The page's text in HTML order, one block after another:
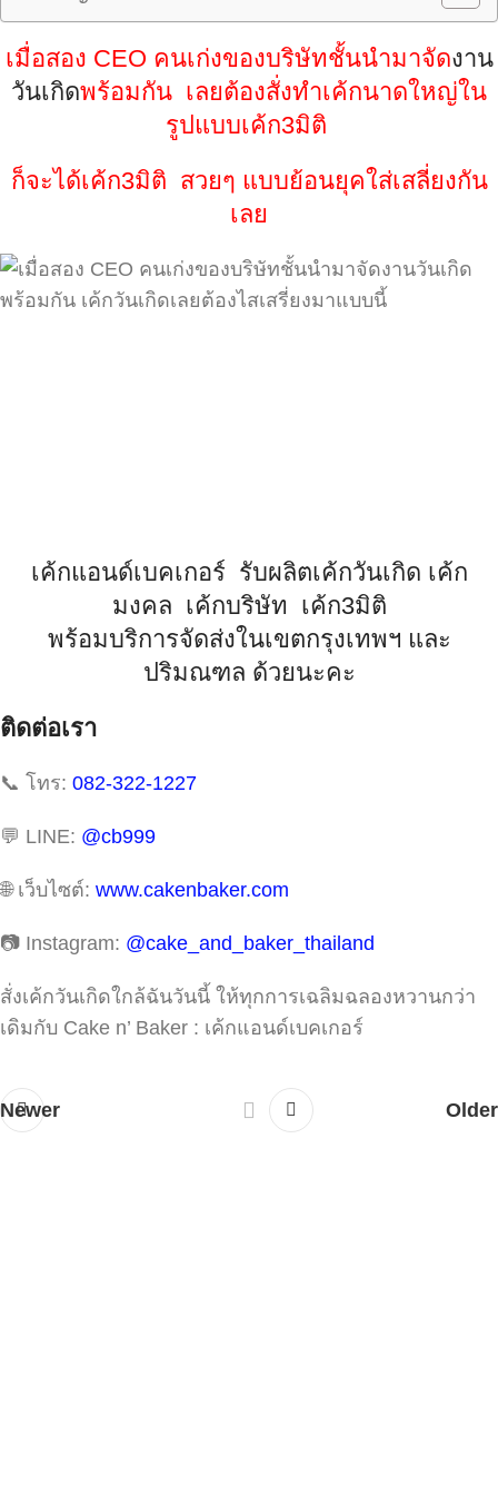
เมื่อสอง CEO คนเก่งของบริษัทชั้นนำมาจัดงาน
วันเกิดพร้อมกัน เลยต้องสั่งทำเค้กนาดใหญ่ใน
รูปแบบเค้ก3มิติ
ก็จะได้เค้ก3มิติ สวยๆ แบบย้อนยุคใส่เสลี่ยงกัน
เลย
เค้กแอนด์เบคเกอร์ รับผลิตเค้กวันเกิด เค้ก
มงคล เค้กบริษัท เค้ก3มิติ
พร้อมบริการจัดส่งในเขตกรุงเทพฯ และ
ปริมณฑล ด้วยนะคะ
ติดต่อเรา
📞 โทร: 082-322-1227
💬 LINE: @cb999
🌐 เว็บไซต์: www.cakenbaker.com
📷 Instagram: @cake_and_baker_thailand
สั่งเค้กวันเกิดใกล้ฉันวันนี้ ให้ทุกการเฉลิมฉลองหวานกว่า
เดิมกับ Cake n’ Baker : เค้กแอนด์เบคเกอร์
Newer Older